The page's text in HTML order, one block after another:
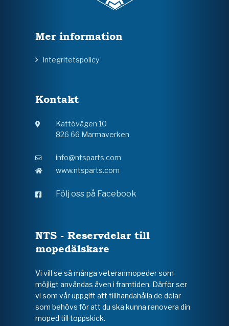
Mer information
Integritetspolicy
Kontakt
Kattövägen 10
826 66 Marmaverken
info@ntsparts.com
www.ntsparts.com
Följ oss på Facebook
NTS - Reservdelar till
mopedälskare
Vi vill se så många veteranmopeder som
möjligt användas även i framtiden. Därför ser
vi som vår uppgift att tillhandahålla de delar
som behövs för att du ska kunna renovera din
moped till toppskick.